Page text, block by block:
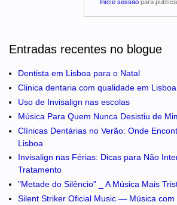
Entradas recentes no blogue
Dentista em Lisboa para o Natal
Clinica dentaria com qualidade em Lisboa
Uso de Invisalign nas escolas
Música Para Quem Nunca Desistiu de
Clínicas Dentárias no Verão: Onde
Lisboa
Invisalign nas Férias: Dicas para Não
Tratamento
"Metade do Silêncio" _ A Música Mais
Silent Striker Oficial Music — Música